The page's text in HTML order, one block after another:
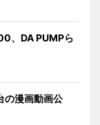
、DA PUMPら
の漫画動画公